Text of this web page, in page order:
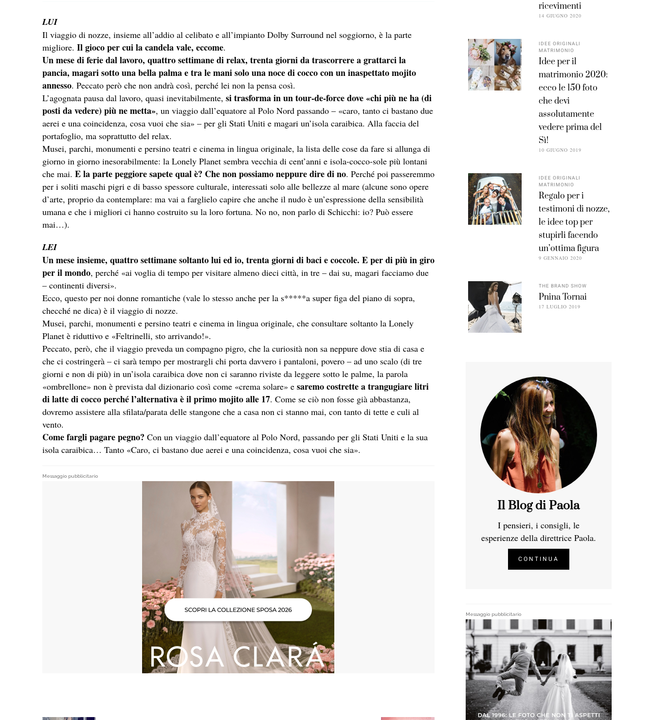
LUI
Il viaggio di nozze, insieme all’addio al celibato e all’impianto Dolby Surround nel soggiorno, è la parte
migliore. Il gioco per cui la candela vale, eccome.
Un mesediferie dal lavoro, quattro settimanedirelax, trenta giorni da trascorrere a grattarci la
pancia, magari sotto una bella palma e tra le mani solo una nocedicoccocon un inaspettato mojito
annesso. Peccato però che non andrà così, perché lei non la pensa così.
L’agognata pausa dal lavoro, quasi inevitabilmente, si trasforma in un tour-de-force dove «chi più ne ha (di
posti da vedere) più ne metta», un viaggio dall’equatore al Polo Nord passando – «caro, tanto ci bastano due
aerei e una coincidenza, cosa vuoi che sia» – per gli Stati Uniti e magari un’isola caraibica. Alla faccia del
portafoglio, ma soprattutto del relax.
Musei, parchi, monumenti e persino teatri e cinema in lingua originale, la lista delle cose da fare si allunga di
giorno in giorno inesorabilmente: la Lonely Planet sembra vecchia di cent’anni e isola-cocco-sole più lontani
che mai. E la parte peggiore sapete qual è? Che non possiamo neppure diredino. Perché poi passeremmo
per i soliti maschi pigri e di basso spessore culturale, interessati solo alle bellezze al mare (alcune sono opere
d’arte, proprio da contemplare: ma vai a farglielo capire che anche il nudo è un’espressione della sensibilità
umana e che i migliori ci hanno costruito su la loro fortuna. No no, non parlo di Schicchi: io? Può essere
mai…).
LEI
Un mese insieme, quattro settimane soltanto lui ed io, trenta giornidibaci e coccole. E perdipiù in giro
per il mondo, perché «ai voglia di tempo per visitare almeno dieci città, in tre – dai su, magari facciamo due
– continenti diversi».
Ecco, questo per noi donne romantiche (vale lo stesso anche per la s*****a super figa del piano di sopra,
checché ne dica) è il viaggio di nozze.
Musei, parchi, monumenti e persino teatri e cinema in lingua originale, che consultare soltanto la Lonely
Planet è riduttivo e «Feltrinelli, sto arrivando!».
Peccato, però, che il viaggio preveda un compagno pigro, che la curiosità non sa neppure dove stia di casa e
che ci costringerà – ci sarà tempo per mostrargli chi porta davvero i pantaloni, povero – ad uno scalo (di tre
giorni e non di più) in un’isola caraibica dove non ci saranno riviste da leggere sotto le palme, la parola
«ombrellone» non è prevista dal dizionario così come «crema solare» e saremo costrette a trangugiare litri
dilattedicocco perché l’alternativa è il primo mojito alle 17. Come se ciò non fosse già abbastanza,
dovremo assistere alla sfilata/parata delle stangone che a casa non ci stanno mai, con tanto di tette e culi al
vento.
Come fargli pagare pegno? Con un viaggio dall’equatore al Polo Nord, passando per gli Stati Uniti e la sua
isola caraibica… Tanto «Caro, ci bastano due aerei e una coincidenza, cosa vuoi che sia».
Messaggio pubblicitario
ricevimenti
14 GIUGNO 2020
IDEE ORIGINALI
MATRIMONIO
Idee per il
matrimonio 2020:
ecco le 150 foto
che devi
assolutamente
vedere prima del
Sì!
10 GIUGNO 2019
IDEE ORIGINALI
MATRIMONIO
Regalo per i
testimoni di nozze,
le idee top per
stupirli facendo
un’ottima figura
9 GENNAIO 2020
THE BRAND SHOW
Pnina Tornai
17 LUGLIO 2019
Il Blog di Paola
I pensieri, i consigli, le
esperienze della direttrice Paola.
CONTINUA
Messaggio pubblicitario